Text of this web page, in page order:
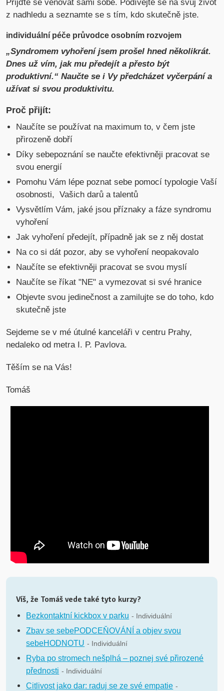
Přijďte se věnovat sami sobě. Podívejte se na svůj život
z nadhledu a seznamte se s tím, kdo skutečně jste.
individuální péče průvodce osobním rozvojem
„Syndromem vyhoření jsem prošel hned několikrát.
Dnes už vím, jak mu předejít a přesto být
produktivní.“ Naučte se i Vy předcházet vyčerpání a
užívat si svou produktivitu.
Proč přijít:
Naučíte se používat na maximum to, v čem jste
přirozeně dobří
Díky sebepoznání se naučte efektivněji pracovat se
svou energií
Pomohu Vám lépe poznat sebe pomocí typologie Vaší
osobnosti, Vašich darů a talentů
Vysvětlím Vám, jaké jsou příznaky a fáze syndromu
vyhoření
Jak vyhoření předejít, případně jak se z něj dostat
Na co si dát pozor, aby se vyhoření neopakovalo
Naučíte se efektivněji pracovat se svou myslí
Naučíte se říkat "NE" a vymezovat si své hranice
Objevte svou jedinečnost a zamilujte se do toho, kdo
skutečně jste
Sejdeme se v mé útulné kanceláři v centru Prahy,
nedaleko od metra I. P. Pavlova.
Těším se na Vás!
Tomáš
Víš, že Tomáš vede také tyto kurzy?
Bezkontaktní kickbox v parku - Individuální
Zbav se sebePODCEŇOVÁNÍ a objev svou
sebeHODNOTU - Individuální
Ryba po stromech nešplhá – poznej své přirozené
přednosti - Individuální
Citlivost jako dar: raduj se ze své empatie -